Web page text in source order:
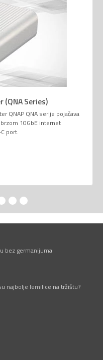
Series)
QNAP QNA serije pojačava
10GbE internet
port.
bez germanijuma
najbolje lemilice na tržištu?